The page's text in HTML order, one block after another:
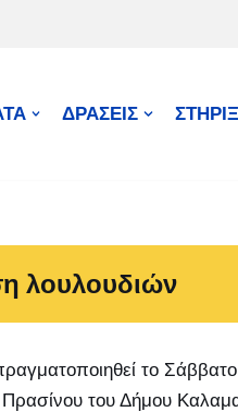
ΔΡΑΣΕΙΣ
λουλουδιών
το Σάββατο
του Δήμου